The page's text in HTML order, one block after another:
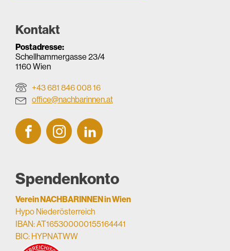
Kontakt
Postadresse:
Schellhammergasse 23/4
1160 Wien
+43 681 846 008 16
office@nachbarinnen.at
Spendenkonto
Verein NACHBARINNEN in Wien
Hypo Niederösterreich
IBAN: AT165300000155164441
BIC: HYPNATWW